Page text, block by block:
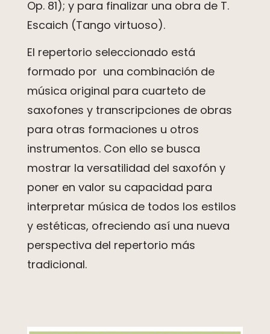
Op. 81); y para finalizar una obra de T.
Escaich (Tango virtuoso).
El repertorio seleccionado está
formado por una combinación de
música original para cuarteto de
saxofones y transcripciones de obras
para otras formaciones u otros
instrumentos. Con ello se busca
mostrar la versatilidad del saxofón y
poner en valor su capacidad para
interpretar música de todos los estilos
y estéticas, ofreciendo así una nueva
perspectiva del repertorio más
tradicional.